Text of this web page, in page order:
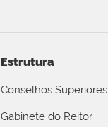
Estrutura
Conselhos Superiores
Gabinete do Reitor